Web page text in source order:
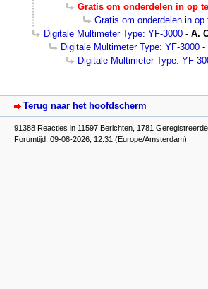
Gratis om onderdelen in op
Gratis om onderdelen in op
Digitale Multimeter Type: YF-3000 - A.
Digitale Multimeter Type: YF-3000 -
Digitale Multimeter Type: YF-
Terug naar het hoofdscherm
91388 Reacties in 11597 Berichten, 1781
Forumtijd: 09-08-2026, 12:31 (Europe/Amsterdam)